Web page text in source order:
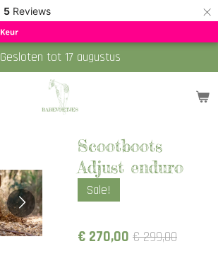
5 Reviews ×
Gesloten tot 17 augustus
Scootboots
Adjust enduro
Sale!
€ 270,00 € 299,00